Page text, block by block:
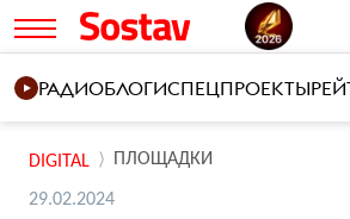
РАДИОБЛОГИСПЕЦПРОЕКТЫ
DIGITAL ПЛОЩАДКИ
29.02.2024